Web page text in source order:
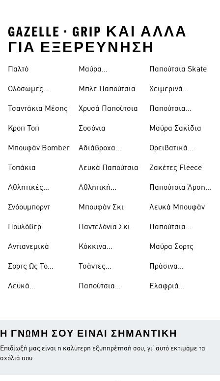
GAZELLE • GRIP ΚΑΙ ΑΛΛΑ
ΓΙΑ ΕΞΕΡΕΥΝΗΣΗ
Παλτό
Ολόσωμες
Τσαντάκια Μέσης
Κροπ Τοπ
Μπουφάν Bomber
Τοπάκια
Αθλητικές
Σνόουμπορντ
Πουλόβερ
Αντιανεμικά
Σορτς Ως Το
Λευκά
Μαύρα
Μπλε Παπούτσια
Χρυσά Παπούτσια
Σοσόνια
Αδιάβροχα
Λευκά Παπούτσια
Αθλητική
Μπουφάν Σκι
Παντελόνια Σκι
Κόκκινα
Τσάντες
Παπούτσια
Παπούτσια Skate
Χειμερινά
Παπούτσια
Μαύρα Σακίδια
Ορειβατικά
Ζακέτες Fleece
Παπούτσια Άρσης
Λευκά Μπουφάν
Παπούτσια
Μαύρα Σορτς
Πράσινα
Ελαφριά
Η ΓΝΏΜΗ ΣΟΥ ΕΊΝΑΙ ΣΗΜΑΝΤΙΚΉ
Επιδίωξή μας είναι η καλύτερη εξυπηρέτησή σου, γι’ αυτό εκτιμάμε τα
σχόλιά σου